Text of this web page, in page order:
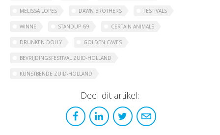
MELISSA LOPES DAWN BROTHERS FESTIVALS
WINNE STANDUP '69 CERTAIN ANIMALS
DRUNKEN DOLLY GOLDEN CAVES
BEVRIJDINGSFESTIVAL ZUID-HOLLAND
KUNSTBENDE ZUID-HOLLAND
Deel dit artikel: